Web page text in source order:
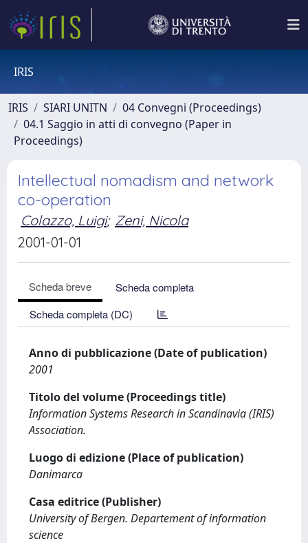
IRIS
IRIS SIARI UNITN
04 Convegni (Proceedings)
04.1 Saggio in atti di convegno (Paper in
Proceedings)
Intellectual nomadism and network
co-operation
Colazzo, Luigi; Zeni, Nicola
2001-01-01
Scheda breve
Scheda completa
Scheda completa (DC)
Anno di pubblicazione (Date of publication)
2001
Titolo del volume (Proceedings title)
Information Systems Research in Scandinavia (IRIS)
Association.
Luogo di edizione (Place of publication)
Danimarca
Casa editrice (Publisher)
University of Bergen. Departement of information
science